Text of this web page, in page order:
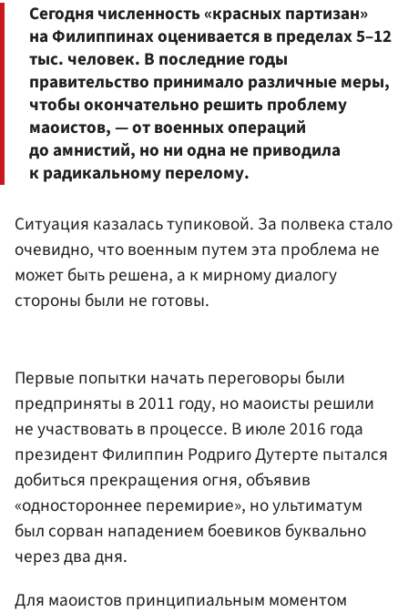
Сегодня численность «красных партизан»
на Филиппинах оценивается в пределах 5–12
тыс. человек. В последние годы
правительство принимало различные меры,
чтобы окончательно решить проблему
маоистов, — от военных операций
до амнистий, но ни одна не приводила
к радикальному перелому.
Ситуация казалась тупиковой. За полвека стало
очевидно, что военным путем эта проблема не
может быть решена, а к мирному диалогу
стороны были не готовы.
Первые попытки начать переговоры были
предприняты в 2011 году, но маоисты решили
не участвовать в процессе. В июле 2016 года
президент Филиппин Родриго Дутерте пытался
добиться прекращения огня, объявив
«одностороннее перемирие», но ультиматум
был сорван нападением боевиков буквально
через два дня.
Для маоистов принципиальным моментом